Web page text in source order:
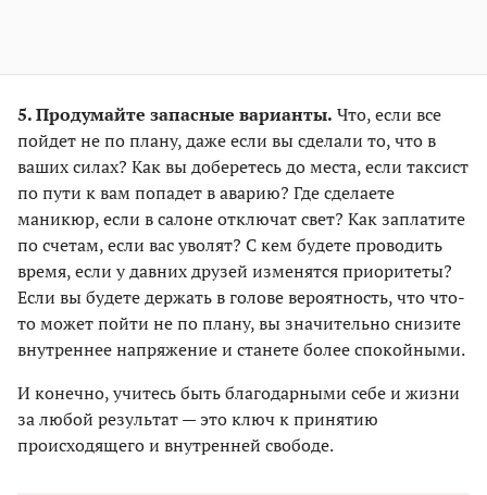
5. Продумайте запасные варианты. Что, если все
пойдет не по плану, даже если вы сделали то, что в
ваших силах? Как вы доберетесь до места, если таксист
по пути к вам попадет в аварию? Где сделаете
маникюр, если в салоне отключат свет? Как заплатите
по счетам, если вас уволят? С кем будете проводить
время, если у давних друзей изменятся приоритеты?
Если вы будете держать в голове вероятность, что что-
то может пойти не по плану, вы значительно снизите
внутреннее напряжение и станете более спокойными.
И конечно, учитесь быть благодарными себе и жизни
за любой результат — это ключ к принятию
происходящего и внутренней свободе.